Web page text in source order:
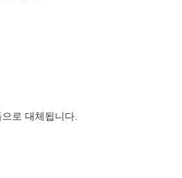
로 대체됩니다.